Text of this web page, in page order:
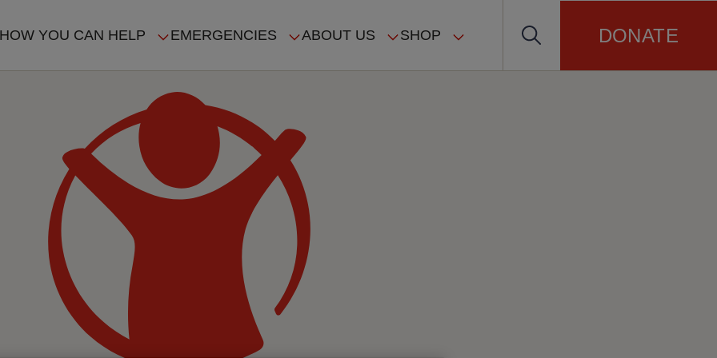
HOW YOU CAN HELP EMERGENCIES ABOUT US SHOP DONATE